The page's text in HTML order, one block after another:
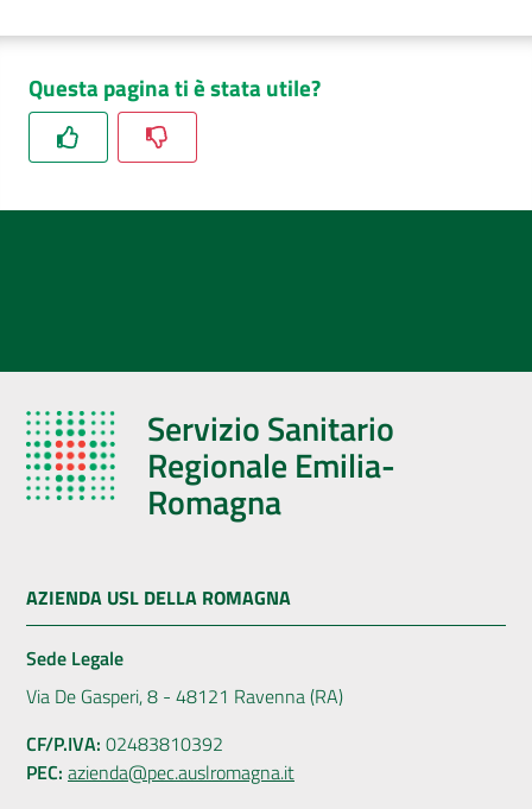
Questa pagina ti è stata utile?
Servizio Sanitario
Regionale Emilia-
Romagna
AZIENDA USL DELLA ROMAGNA
Sede Legale
Via De Gasperi, 8 - 48121 Ravenna (RA)
CF/P.IVA: 02483810392
PEC: azienda@pec.auslromagna.it